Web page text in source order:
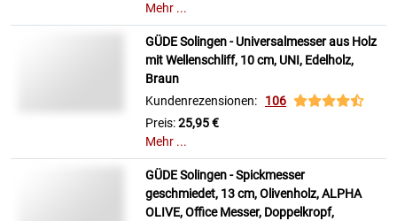
Mehr ...
GÜDE Solingen - Universalmesser aus Holz
mit Wellenschliff, 10 cm, UNI, Edelholz,
Braun
Kundenrezensionen: 106
Preis:25,95 €
Mehr ...
GÜDE Solingen - Spickmesser
geschmiedet, 13 cm, Olivenholz, ALPHA
OLIVE, Office Messer, Doppelkropf,